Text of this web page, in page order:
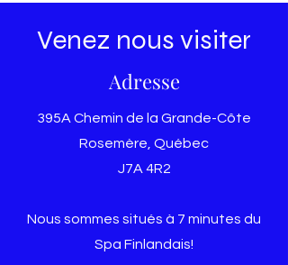
Venez nous visiter
Adresse
395A Chemin de la Grande-Côte
Rosemère, Québec
J7A 4R2
Nous sommes situés à 7 minutes du
Spa Finlandais!